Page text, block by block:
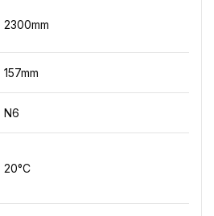
2300mm
157mm
N6
20°C